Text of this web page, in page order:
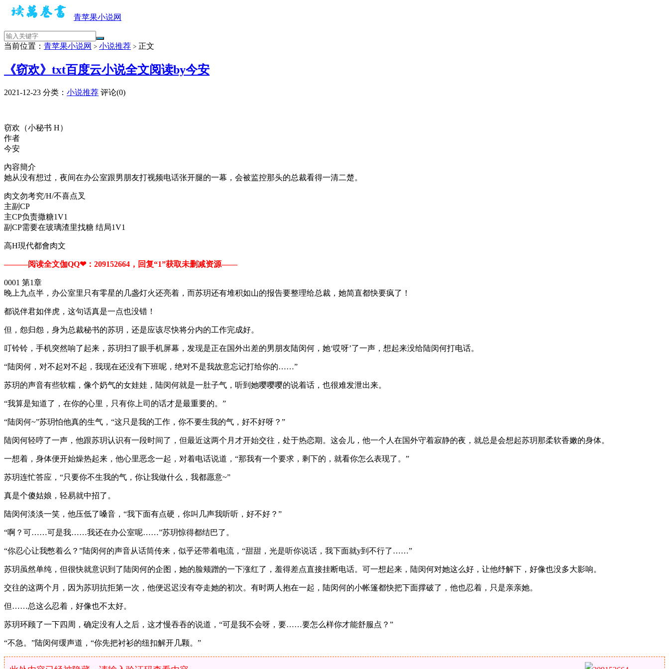
青苹果小说网
当前位置： 青苹果小说网 > 小说推荐 > 正文
《窃欢》txt百度云小说全文阅读by今安
2021-12-23 分类： 小说推荐 评论(0)
窃欢（小秘书 H）
作者
今安
內容簡介
她从没有想过，夜间在办公室跟男朋友打视频电话张开腿的一幕，会被监控那头的总裁看得一清二楚。
肉文勿考究/H/不喜点叉
主副CP
主CP负责撒糖1V1
副CP需要在玻璃渣里找糖 结局1V1
高H現代都會肉文
———阅读全文伽QQ❤：209152664，回复“1”获取未删减资源—​​​​—
0001 第1章
晚上九点半，办公室里只有零星的几盏灯火还亮着，而苏玥还有堆积如山的报告要整理给总裁，她简直都快要疯了！
都说伴君如伴虎，这句话真是一点也没错！
但，怨归怨，身为总裁秘书的苏玥，还是应该尽快将分内的工作完成好。
叮铃铃，手机突然响了起来，苏玥扫了眼手机屏幕，发现是正在国外出差的男朋友陆闵何，她‘哎呀’了一声，想起来没给陆闵何打电话。
“陆闵何，对不起对不起，我现在还没有下班呢，绝对不是我故意忘记打给你的……”
苏玥的声音有些软糯，像个奶气的女娃娃，陆闵何就是一肚子气，听到她嘤嘤嘤的说着话，也很难发泄出来。
“我算是知道了，在你的心里，只有你上司的话才是最重要的。”
“陆闵何~”苏玥怕他真的生气，“这只是我的工作，你不要生我的气，好不好呀？”
陆闵何轻哼了一声，他跟苏玥认识有一段时间了，但最近这两个月才开始交往，处于热恋期。这会儿，他一个人在国外守着寂静的夜，就总是会想起苏玥那柔软香嫩的身体。
一想着，身体便开始燥热起来，他心里恶念一起，对着电话说道，“那我有一个要求，剩下的，就看你怎么表现了。”
苏玥连忙答应，“只要你不生我的气，你让我做什么，我都愿意~”
真是个傻姑娘，轻易就中招了。
陆闵何淡淡一笑，他压低了嗓音，“我下面有点硬，你叫几声我听听，好不好？”
“啊？可……可是我……我还在办公室呢……”苏玥惊得都结巴了。
“你忍心让我憋着么？”陆闵何的声音从话筒传来，似乎还带着电流，“甜甜，光是听你说话，我下面就y到不行了……”
苏玥虽然单纯，但很快就意识到了陆闵何的企图，她的脸颊蹭的一下涨红了，羞得差点直接挂断电话。可一想起来，陆闵何对她这么好，让他纾解下，好像也没多大影响。
交往的这两个月，因为苏玥抗拒第一次，他便迟迟没有夺走她的初次。有时两人抱在一起，陆闵何的小帐篷都快把下面撑破了，他也忍着，只是亲亲她。
但……总这么忍着，好像也不太好。
苏玥环顾了一下四周，确定没有人之后，这才慢吞吞的说道，“可是我不会呀，要……要怎么样你才能舒服点？”
“不急。”陆闵何缓声道，“你先把衬衫的纽扣解开几颗。”